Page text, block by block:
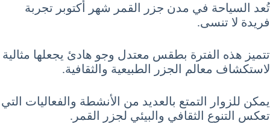
تُعد السياحة في مدن جزر القمر شهر أكتوبر تجربة
فريدة لا تنسى.
تتميز هذه الفترة بطقس معتدل وجو هادئ يجعلها مثالية
لاستكشاف معالم الجزر الطبيعية والثقافية.
يمكن للزوار التمتع بالعديد من الأنشطة والفعاليات التي
تعكس التنوع الثقافي والبيئي لجزر القمر.